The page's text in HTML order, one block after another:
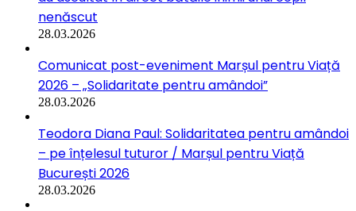
nenăscut
28.03.2026
Comunicat post-eveniment Marșul pentru Viață
2026 – „Solidaritate pentru amândoi”
28.03.2026
Teodora Diana Paul: Solidaritatea pentru amândoi
– pe înțelesul tuturor / Marșul pentru Viață
București 2026
28.03.2026